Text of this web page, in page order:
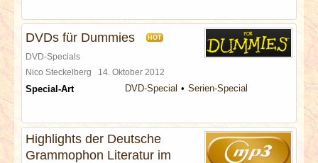
DVDs für Dummies HOT
DVD-Specials
Nico Steckelberg 14. Oktober 2012
Special-Art DVD-Special Serien-Special
Highlights der Deutsche
Grammophon Literatur im